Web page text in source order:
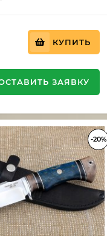
КУПИТЬ
ЗАЯВКУ
-20%